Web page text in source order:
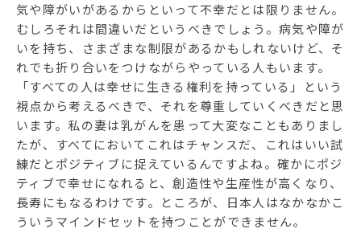
気や障がいがあるからといって不幸だとは限りません。
むしろそれは間違いだというべきでしょう。病気や障が
いを持ち、さまざまな制限があるかもしれないけど、そ
れでも折り合いをつけながらやっている人もいます。
「すべての人は幸せに生きる権利を持っている」という
視点から考えるべきで、それを尊重していくべきだと思
います。私の妻は乳がんを患って大変なこともありまし
たが、すべてにおいてこれはチャンスだ、これはいい試
練だとポジティブに捉えているんですよね。確かにポジ
ティブで幸せになれると、創造性や生産性が高くなり、
長寿にもなるわけです。ところが、日本人はなかなかこ
ういうマインドセットを持つことができません。